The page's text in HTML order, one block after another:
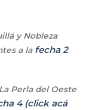
y Nobleza
a la fecha 2
Perla del Oeste
4 (click acá